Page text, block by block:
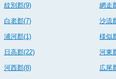
紋別郡(9) 網走
白老郡(7) 沙流
浦河郡(1) 様似
日高郡(22) 河東
河西郡(8) 広尾